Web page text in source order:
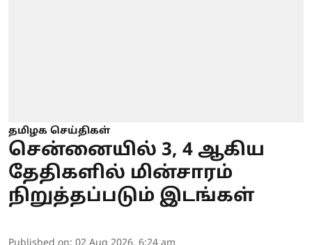
தமிழக செய்திகள்
சென்னையில் 3, 4 ஆகிய
தேதிகளில் மின்சாரம்
நிறுத்தப்படும் இடங்கள்